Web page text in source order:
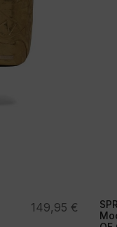
149,95 €